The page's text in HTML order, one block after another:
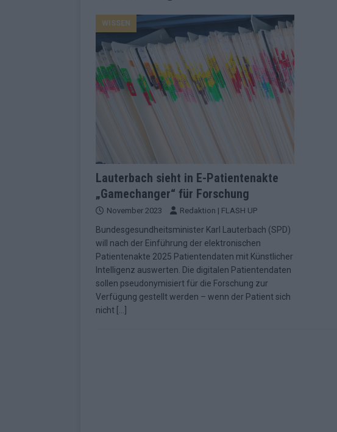
[ Mai 2026 ] ESC-Finale morgen: Finnland Favorit,
KOMMENTAR
[ Mai 2026 ] „Douze Points“ – wie eine Zahl zur Ikone
EUROVISION
[ Mai 2026 ] Das ESC-Finale ist komplett – 26 Länder
[ Mai 2026 ] JJ hat den Abend gerettet – der Rest des
KOMMENTAR
[ Mai 2026 ] ESC-Halbfinale 2: Das sagen die
EXTRA
[ Juni 2026 ] Monaco, Sallys Café, Westernbrauerei –
[ Mai 2026 ] DARA gewinnt verdient, Israel
KOMMENTAR
WISSEN
Lauterbach sieht in E-Patientenakte
„Gamechanger“ für Forschung
November 2023 Redaktion | FLASH UP
Bundesgesundheitsminister Karl Lauterbach (SPD)
will nach der Einführung der elektronischen
Patientenakte 2025 Patientendaten mit Künstlicher
Intelligenz auswerten. Die digitalen Patientendaten
sollen pseudonymisiert für die Forschung zur
Verfügung gestellt werden – wenn der Patient sich
nicht